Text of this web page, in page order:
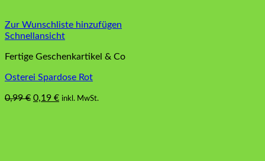
Zur Wunschliste hinzufügen
Schnellansicht
Fertige Geschenkartikel & Co
Osterei Spardose Rot
0,99€ Ursprünglicher
0,19 €Aktueller
inkl. MwSt.